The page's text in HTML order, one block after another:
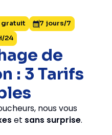
gratuit
7 jours/7
24
de
: 3 Tarifs
nous vous
et sans surprise.